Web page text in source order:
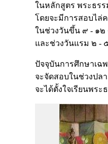
ในหลักสูตร พระธรร
โดยจะมีการสอบไล่
ในช่วงวันขึ้น ๙ - ๑๒
และช่วงวันแรม ๒ -
ปัจจุบันการศึกษาเฉ
จะจัดสอบในช่วงปล
จะได้ตั้งใจเรียนพร